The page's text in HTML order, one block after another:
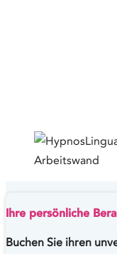
Ihre persönliche
Buchen Sie ihren